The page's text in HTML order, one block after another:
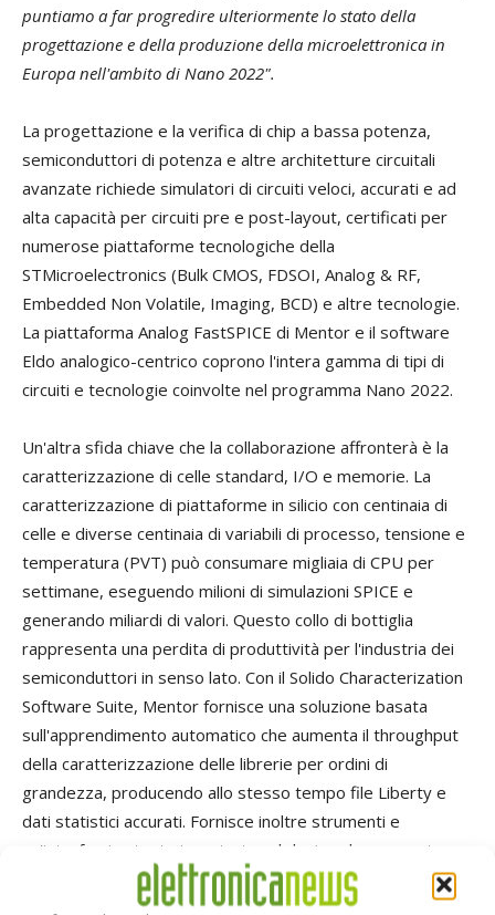
puntiamo a far progredire ulteriormente lo stato della
progettazione e della produzione della microelettronica in
Europa nell'ambito di Nano 2022".
La progettazione e la verifica di chip a bassa potenza,
semiconduttori di potenza e altre architetture circuitali
avanzate richiede simulatori di circuiti veloci, accurati e ad
alta capacità per circuiti pre e post-layout, certificati per
numerose piattaforme tecnologiche della
STMicroelectronics (Bulk CMOS, FDSOI, Analog & RF,
Embedded Non Volatile, Imaging, BCD) e altre tecnologie.
La piattaforma Analog FastSPICE di Mentor e il software
Eldo analogico-centrico coprono l'intera gamma di tipi di
circuiti e tecnologie coinvolte nel programma Nano 2022.
Un'altra sfida chiave che la collaborazione affronterà è la
caratterizzazione di celle standard, I/O e memorie. La
caratterizzazione di piattaforme in silicio con centinaia di
celle e diverse centinaia di variabili di processo, tensione e
temperatura (PVT) può consumare migliaia di CPU per
settimane, eseguendo milioni di simulazioni SPICE e
generando miliardi di valori. Questo collo di bottiglia
rappresenta una perdita di produttività per l'industria dei
semiconduttori in senso lato. Con il Solido Characterization
Software Suite, Mentor fornisce una soluzione basata
sull'apprendimento automatico che aumenta il throughput
della caratterizzazione delle librerie per ordini di
grandezza, producendo allo stesso tempo file Liberty e
dati statistici accurati. Fornisce inoltre strumenti e
un'interfaccia utente incentrata sul design che consentono
la verifica esaustiva dei file Liberty caratterizzati. Durante il
programma possono essere sviluppate nuove tecniche di